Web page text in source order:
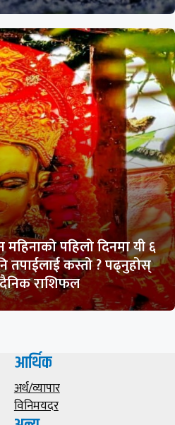
पहिलो दिनमा यी ६
तपाईलाई कस्तो ? पढ्नुहोस्
राशिफल
आर्थिक
अर्थ/व्यापार
विनिमयदर